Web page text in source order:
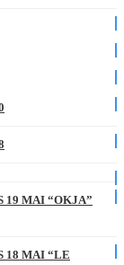
19 MAI “OKJA”
18 MAI “LE